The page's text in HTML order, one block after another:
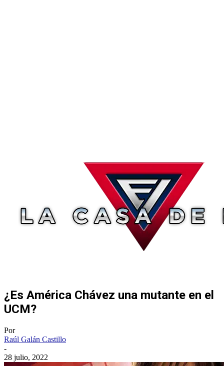
¿Es América Chávez una mutante en el
UCM?
Por
Raúl Galán Castillo
-
28 julio, 2022